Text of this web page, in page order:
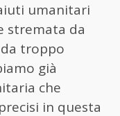
umanitari
stremata da
troppo
già
che
in questa